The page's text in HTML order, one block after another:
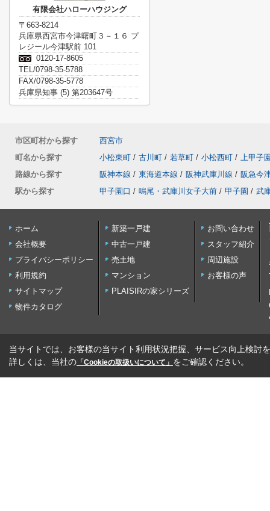
有限会社ハローハウジング
〒663-8214
兵庫県西宮市今津曙町３－１６ プ
レジール今津駅前 101
0120-17-8605
TEL/0798-35-5788
FAX/0798-35-5778
兵庫県知事 (5) 第203647号
市区町村から探す
西宮市
町名から探す
小松東町 / 古川町 / 若草町 / 小松西町 / 上甲子
路線から探す
阪神本線 / 東海道本線 / 阪神武庫川線 / 阪急今
駅から探す
甲子園口 / 鳴尾・武庫川女子大前 / 甲子園 / 武
ホーム
会社概要
プライバシーポリシー
利用規約
サイトマップ
物件カタログ
新築一戸建
中古一戸建
売土地
マンション
PLAISIRの家シリーズ
お問い合わせ
スタッフ紹介
周辺施設
お客様の声
当サイトでは、お客様の当サイト利用状況把握、サービス向上検討
詳しくは、当社の 「Cookieの取扱いについて」 をご確認ください。